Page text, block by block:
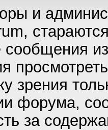
и
сообщения
зрения
форума,
за